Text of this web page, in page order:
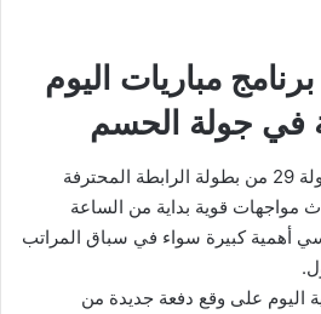
مباريات اليوم
في جولة الحسم
تتواصل اليوم منافسات الجولة 29 من بطولة الرابطة المحترفة
مواجهات قوية بداية من الساعة
أهمية كبيرة سواء في سباق المراتب
اليوم على وقع دفعة جديدة من